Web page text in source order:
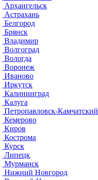
Архангельск
Астрахань
Белгород
Брянск
Владимир
Волгоград
Вологда
Воронеж
Иваново
Иркутск
Калининград
Калуга
Петропавловск-Камчатский
Кемерово
Киров
Кострома
Курск
Липецк
Мурманск
Нижний Новгород